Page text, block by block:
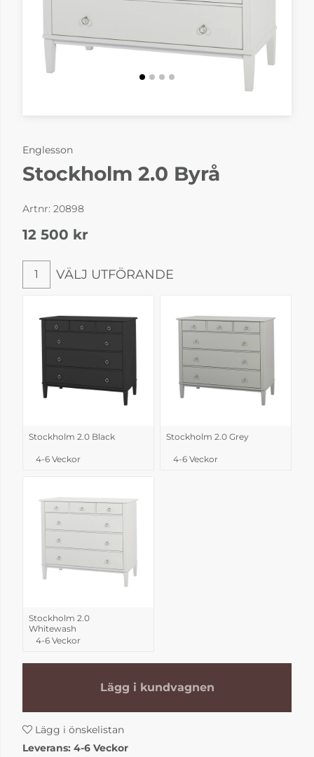
Englesson
Stockholm 2.0 Byrå
Artnr: 20898
12 500 kr
Välj utförande
1 VÄLJ UTFÖRANDE
Stockholm 2.0 Black
4-6 Veckor
Stockholm 2.0 Grey
4-6 Veckor
Stockholm 2.0
Whitewash
4-6 Veckor
Lägg i kundvagnen
Lägg i önskelistan
Leverans: 4-6 Veckor